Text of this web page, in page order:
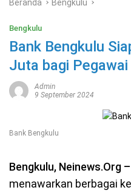
Beranda Bengkulu
Bengkulu
Bank Bengkulu
Juta bagi
Admin
9 September 2024
Bank Bengkulu
Bengkulu, Neinews.Org –
menawarkan berbagai